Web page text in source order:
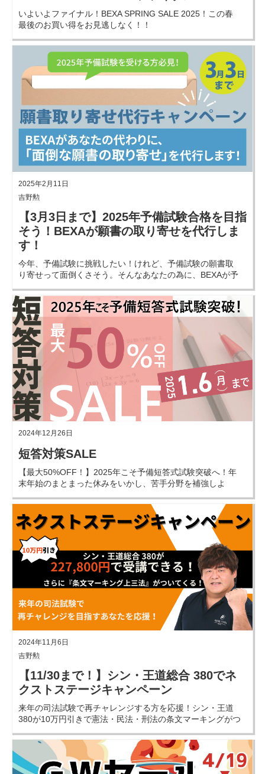
いよいよファイナル！BEXA SPRING SALE 2025！この春
最後のお買い得をお見逃しなく！！
2025年2月11日
吉野勲
【3月3日まで】2025年予備試験合格を目指
そう！BEXAが願書の取り寄せを代行しま
す！
今年、予備試験に挑戦したい！けれど、予備試験の願書取
り寄せって面倒くさそう。そんなあなたの為に、BEXAが予
2024年12月26日
短答対策SALE
【最大50%OFF！】2025年こそ予備短答式試験突破へ！年
末年始のまとまった休みをいかし、苦手分野を補強しよ
2024年11月6日
吉野勲
【11/30まで！】シン・王道総合 380でネ
クストステージキャンペーン
来年の司法試験で再チャレンジする方を応援！シン・王道
380が10万円引きで憲法・民法・刑法の条文マーキングがつ